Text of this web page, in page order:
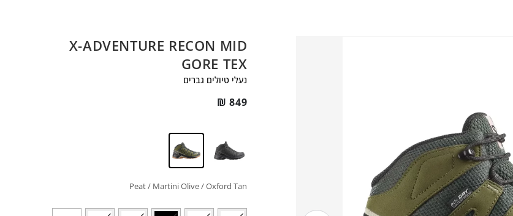
X-ADVENTURE RECON MID
GORE TEX
נעלי טיולים גברים
₪ 849
Peat / Martini Olive / Oxford Tan